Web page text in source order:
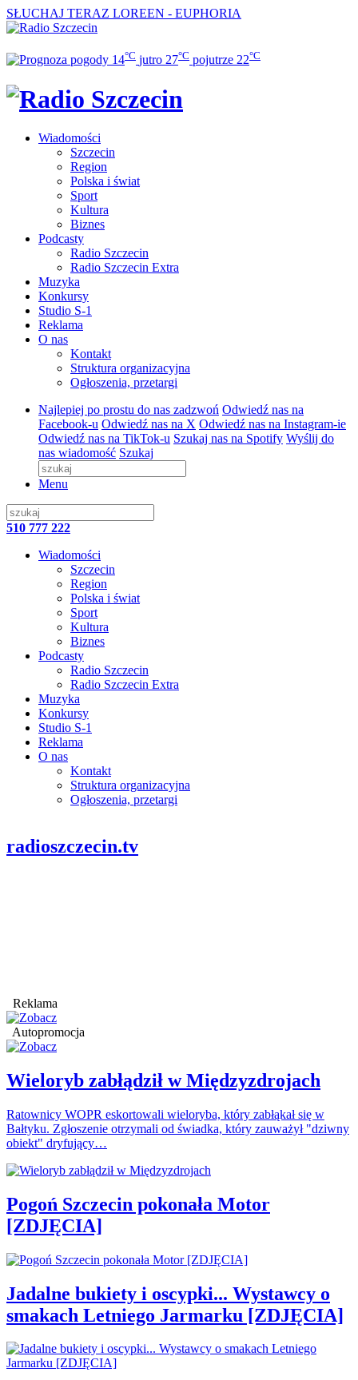
SŁUCHAJ TERAZ LOREEN - EUPHORIA
14°C jutro 27°C pojutrze 22°C
Wiadomości
Szczecin
Region
Polska i świat
Sport
Kultura
Biznes
Podcasty
Radio Szczecin
Radio Szczecin Extra
Muzyka
Konkursy
Studio S-1
Reklama
O nas
Kontakt
Struktura organizacyjna
Ogłoszenia, przetargi
Najlepiej po prostu do nas zadzwoń Odwiedź nas na
Facebook-u Odwiedź nas na X Odwiedź nas na Instagram-ie
Odwiedź nas na TikTok-u Szukaj nas na Spotify Wyślij do
nas wiadomość Szukaj
Menu
510 777 222
Wiadomości
Szczecin
Region
Polska i świat
Sport
Kultura
Biznes
Podcasty
Radio Szczecin
Radio Szczecin Extra
Muzyka
Konkursy
Studio S-1
Reklama
O nas
Kontakt
Struktura organizacyjna
Ogłoszenia, przetargi
radioszczecin.tv
Reklama
Autopromocja
Wieloryb zabłądził w Międzyzdrojach
Ratownicy WOPR eskortowali wieloryba, który zabłąkał się w
Bałtyku. Zgłoszenie otrzymali od świadka, który zauważył "dziwny
obiekt" dryfujący…
Pogoń Szczecin pokonała Motor
[ZDJĘCIA]
Jadalne bukiety i oscypki... Wystawcy o
smakach Letniego Jarmarku [ZDJĘCIA]